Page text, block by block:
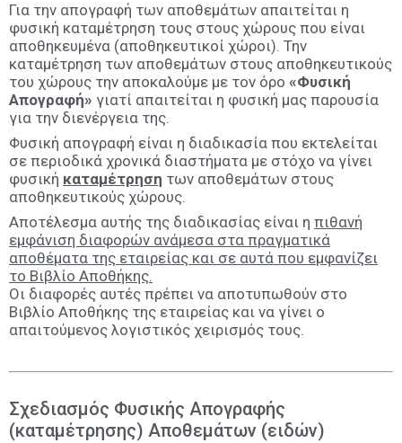
Για την απογραφή των αποθεμάτων απαιτείται η
φυσική καταμέτρηση τους στους χώρους που είναι
αποθηκευμένα (αποθηκευτικοί χώροι). Την
καταμέτρηση των αποθεμάτων στους αποθηκευτικούς
του χώρους την αποκαλούμε με τον όρο «Φυσική
Απογραφή» γιατί απαιτείται η φυσική μας παρουσία
για την διενέργεια της.
Φυσική απογραφή είναι η διαδικασία που εκτελείται
σε περιοδικά χρονικά διαστήματα με στόχο να γίνει
φυσική καταμέτρηση των αποθεμάτων στους
αποθηκευτικούς χώρους.
Αποτέλεσμα αυτής της διαδικασίας είναι η πιθανή
εμφάνιση διαφορών ανάμεσα στα πραγματικά
αποθέματα της εταιρείας και σε αυτά που εμφανίζει
το Βιβλίο Αποθήκης.
Οι διαφορές αυτές πρέπει να αποτυπωθούν στο
Βιβλίο Αποθήκης της εταιρείας και να γίνει ο
απαιτούμενος λογιστικός χειρισμός τους.
Σχεδιασμός Φυσικής Απογραφής
(καταμέτρησης) Αποθεμάτων (ειδών)